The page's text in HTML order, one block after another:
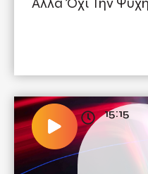
15:15